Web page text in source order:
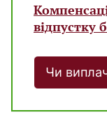
відпустку
Чи